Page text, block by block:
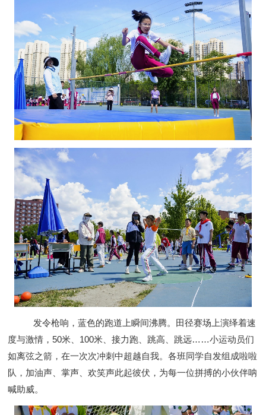
发令枪响，蓝色的跑道上瞬间沸腾。田径赛场上演绎着速
度与激情，50米、100米、接力跑、跳高、跳远……小运动员们
如离弦之箭，在一次次冲刺中超越自我。各班同学自发组成啦啦
队，加油声、掌声、欢笑声此起彼伏，为每一位拼搏的小伙伴呐
喊助威。